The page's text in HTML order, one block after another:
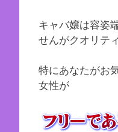
キャバ嬢は容姿
せんがクオリテ
特にあなたがお
女性が